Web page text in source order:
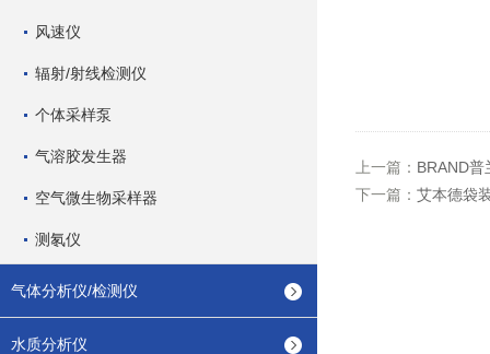
风速仪
辐射/射线检测仪
个体采样泵
气溶胶发生器
空气微生物采样器
测氡仪
气体分析仪/检测仪
水质分析仪
上一篇： BRAND
下一篇： 艾本德袋